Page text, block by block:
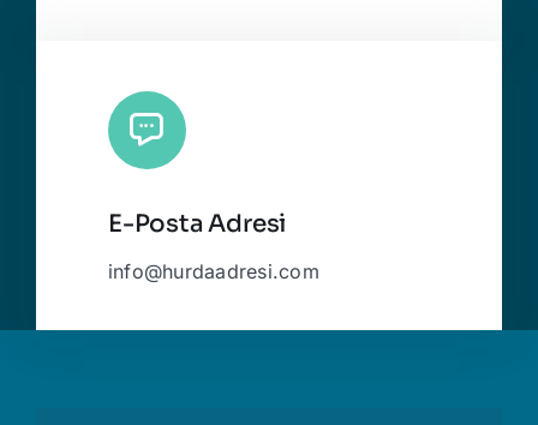
E-Posta Adresi
info@hurdaadresi.com